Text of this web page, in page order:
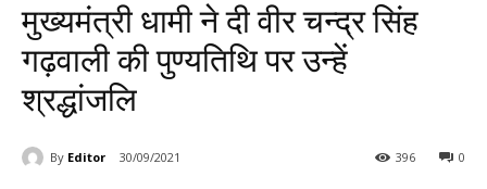
मुख्यमंत्री धामी ने दी वीर चन्द्र सिंह
गढ़वाली की पुण्यतिथि पर उन्हें
श्रद्धांजलि
By Editor 30/09/2021 0
396